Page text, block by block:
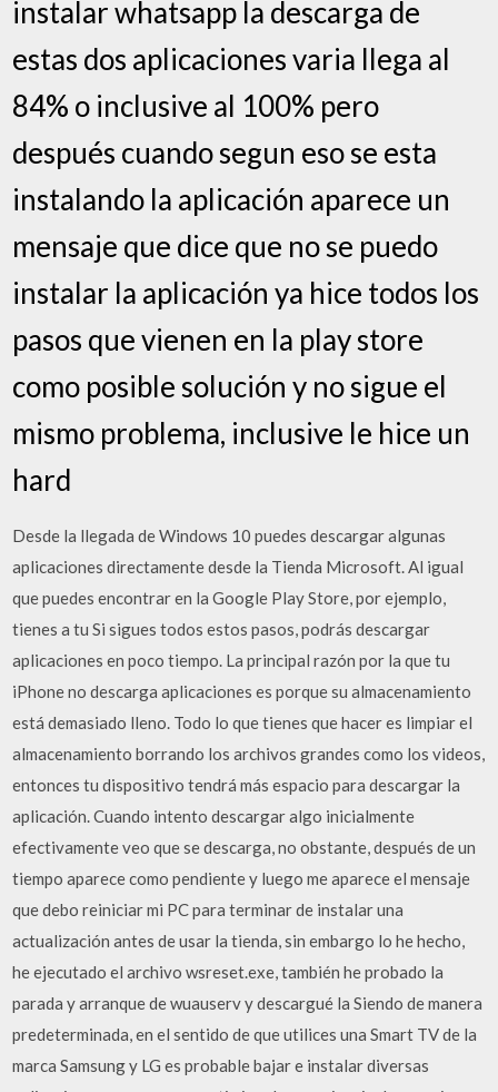
instalar whatsapp la descarga de
estas dos aplicaciones varia llega al
84% o inclusive al 100% pero
después cuando segun eso se esta
instalando la aplicación aparece un
mensaje que dice que no se puedo
instalar la aplicación ya hice todos los
pasos que vienen en la play store
como posible solución y no sigue el
mismo problema, inclusive le hice un
hard
Desde la llegada de Windows 10 puedes descargar algunas
aplicaciones directamente desde la Tienda Microsoft. Al igual
que puedes encontrar en la Google Play Store, por ejemplo,
tienes a tu Si sigues todos estos pasos, podrás descargar
aplicaciones en poco tiempo. La principal razón por la que tu
iPhone no descarga aplicaciones es porque su almacenamiento
está demasiado lleno. Todo lo que tienes que hacer es limpiar el
almacenamiento borrando los archivos grandes como los videos,
entonces tu dispositivo tendrá más espacio para descargar la
aplicación. Cuando intento descargar algo inicialmente
efectivamente veo que se descarga, no obstante, después de un
tiempo aparece como pendiente y luego me aparece el mensaje
que debo reiniciar mi PC para terminar de instalar una
actualización antes de usar la tienda, sin embargo lo he hecho,
he ejecutado el archivo wsreset.exe, también he probado la
parada y arranque de wuauserv y descargué la Siendo de manera
predeterminada, en el sentido de que utilices una Smart TV de la
marca Samsung y LG es probable bajar e instalar diversas